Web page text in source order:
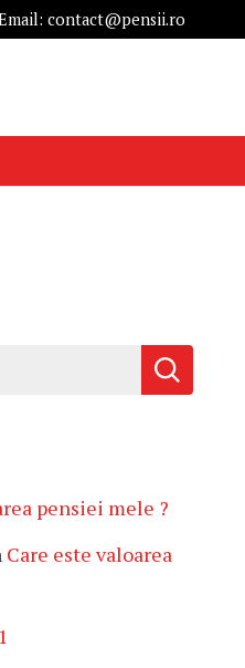
contact@pensii.ro
pensiei mele ?
Care este valoarea